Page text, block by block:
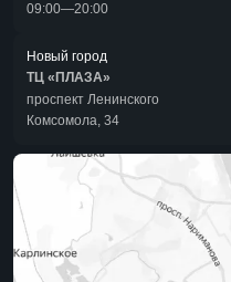
09:00—20:00
Новый город
ТЦ «ПЛАЗА»
проспект Ленинского
Комсомола, 34